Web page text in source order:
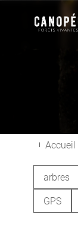
Accueil
arbres
GPS